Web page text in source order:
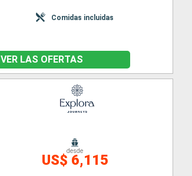
Comidas incluidas
VER LAS OFERTAS
desde
US$ 6,115